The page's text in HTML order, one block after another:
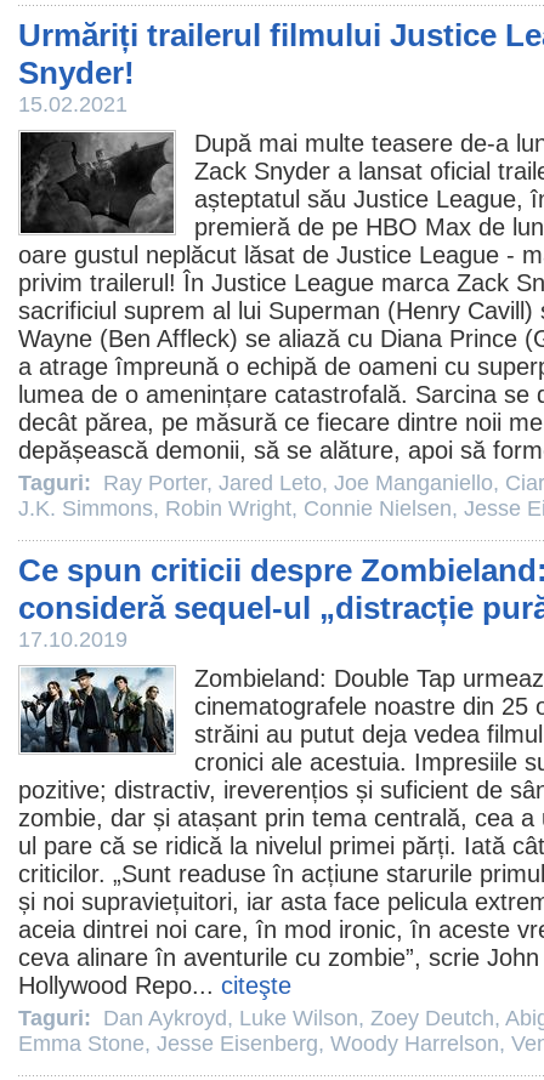
Urmăriți trailerul filmului Justice
Snyder!
15.02.2021
După mai multe teasere de-a
Zack Snyder a lansat oficial
așteptatul său Justice League,
premieră de pe HBO Max de
oare gustul neplăcut lăsat de Justice League -
privim trailerul! În Justice League marca Zack
sacrificiul suprem al lui Superman (Henry Cavill )
Wayne (Ben Affleck) se aliază cu Diana Prince (
a atrage împreună o echipă de oameni cu
lumea de o amenințare catastrofală. Sarcina se
decât părea, pe măsură ce fiecare dintre noii
depășească demonii, să se alăture, apoi să
Taguri: Ray Porter, Jared Leto, Joe Manganiello,
J.K. Simmons, Robin Wright, Connie Nielsen, Jesse
Ce spun criticii despre
consideră sequel-ul „distracție
17.10.2019
Zombieland: Double Tap
cinematografele noastre din 25
străini au putut deja vedea filmul
cronici ale acestuia. Impresiile
pozitive; distractiv, ireverențios și suficient de
zombie, dar și atașant prin tema centrală, cea
ul pare că se ridică la nivelul primei părți. Iată
criticilor. „Sunt readuse în acțiune starurile
și noi supraviețuitori, iar asta face pelicula
aceia dintrei noi care, în mod ironic, în aceste
ceva alinare în aventurile cu zombie”, scrie
Hollywood Repo... citeşte
Taguri: Dan Aykroyd, Luke Wilson, Zoey Deutch,
Emma Stone, Jesse Eisenberg, Woody Harrelson,